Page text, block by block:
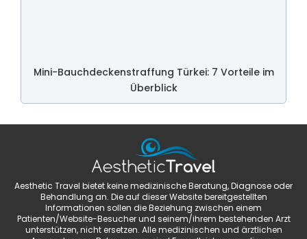
Mini-Bauchdeckenstraffung Türkei: 7 Vorteile im
Überblick
Aesthetic Travel bietet keine medizinische Beratung, Diagnose oder
Behandlung an. Die auf dieser Website bereitgestellten
Informationen sollen die Beziehung zwischen einem
Patienten/Website-Besucher und seinem/ihrem bestehenden Arzt
unterstützen, nicht ersetzen. Alle medizinischen und ärztlichen